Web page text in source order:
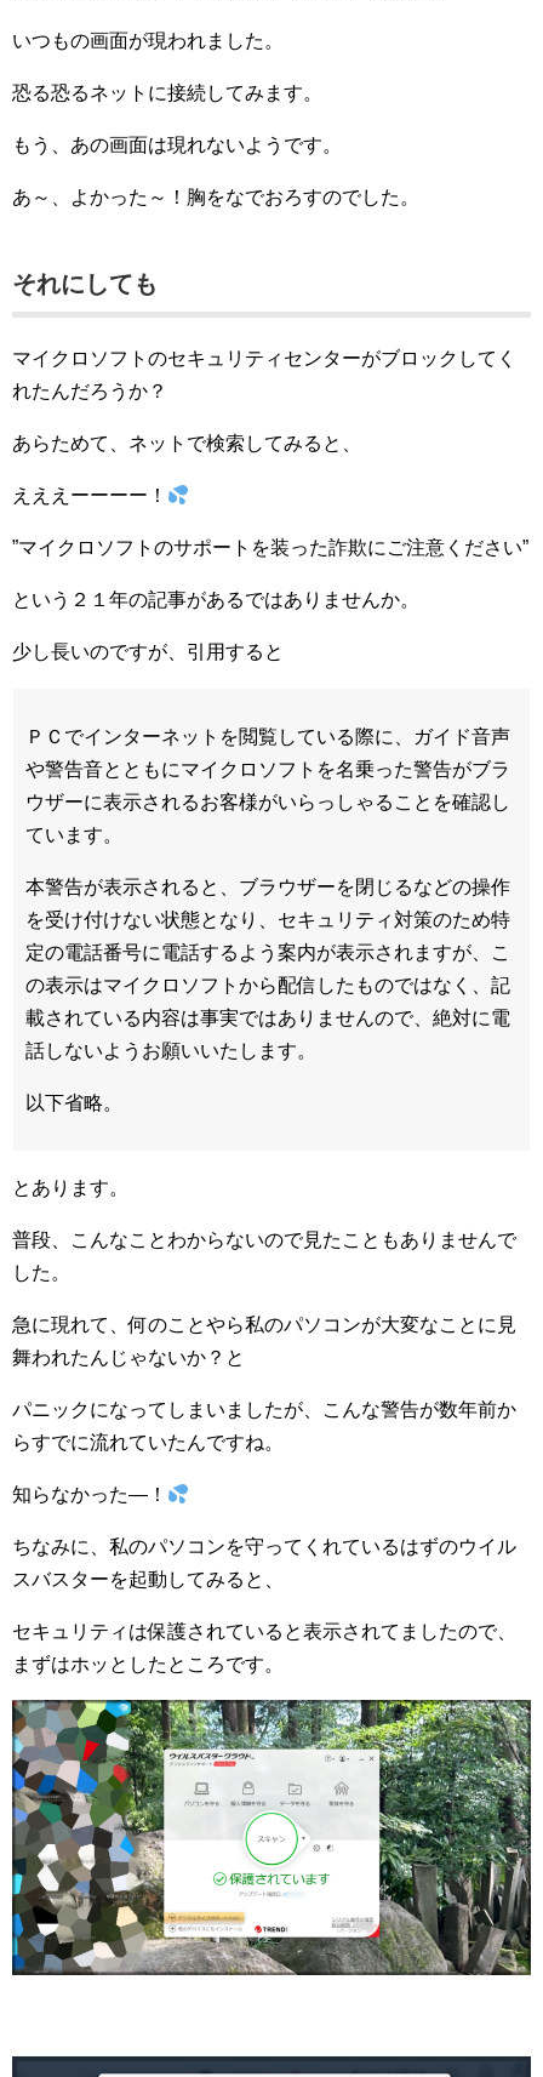
いつもの画面が現われました。
恐る恐るネットに接続してみます。
もう、あの画面は現れないようです。
あ～、よかった～！胸をなでおろすのでした。
それにしても
マイクロソフトのセキュリティセンターがブロックしてく
れたんだろうか？
あらためて、ネットで検索してみると、
えええーーーー！
”マイクロソフトのサポートを装った詐欺にご注意ください”
という２１年の記事があるではありませんか。
少し長いのですが、引用すると
ＰＣでインターネットを閲覧している際に、ガイド音声
や警告音とともにマイクロソフトを名乗った警告がブラ
ウザーに表示されるお客様がいらっしゃることを確認し
ています。
本警告が表示されると、ブラウザーを閉じるなどの操作
を受け付けない状態となり、セキュリティ対策のため特
定の電話番号に電話するよう案内が表示されますが、こ
の表示はマイクロソフトから配信したものではなく、記
載されている内容は事実ではありませんので、絶対に電
話しないようお願いいたします。
以下省略。
とあります。
普段、こんなことわからないので見たこともありませんで
した。
急に現れて、何のことやら私のパソコンが大変なことに見
舞われたんじゃないか？と
パニックになってしまいましたが、こんな警告が数年前か
らすでに流れていたんですね。
知らなかった―！
ちなみに、私のパソコンを守ってくれているはずのウイル
スバスターを起動してみると、
セキュリティは保護されていると表示されてましたので、
まずはホッとしたところです。